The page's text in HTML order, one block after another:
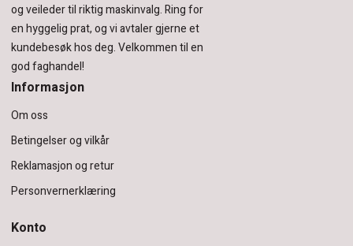
og veileder til riktig maskinvalg. Ring for
en hyggelig prat, og vi avtaler gjerne et
kundebesøk hos deg.Velkommen til en
god faghandel!
Informasjon
Om oss
Betingelser og vilkår
Reklamasjon og retur
Personvernerklæring
Konto